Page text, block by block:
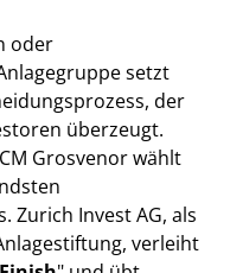
oder
setzt
der
überzeugt.
Grosvenor wählt
Invest AG, als
verleiht